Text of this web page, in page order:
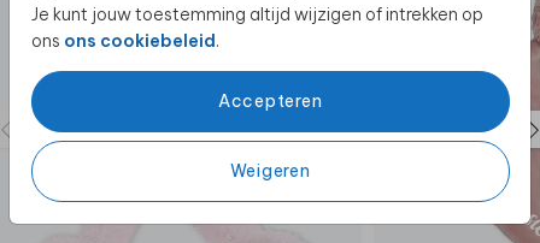
Je kunt jouw toestemming altijd wijzigen of intrekken op
ons ons cookiebeleid.
Accepteren
Weigeren